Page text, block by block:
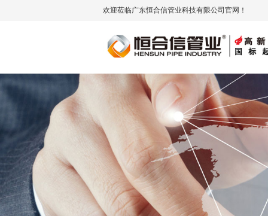
欢迎莅临广东恒合信管业科技有限公司官网！